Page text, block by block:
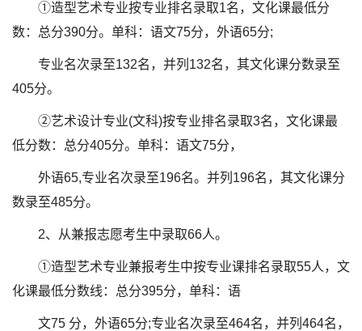
①造型艺术专业按专业排名录取1名，文化课最低分
数：总分390分。单科：语文75分，外语65分;
专业名次录至132名，并列132名，其文化课分数录至
405分。
②艺术设计专业(文科)按专业排名录取3名，文化课最
低分数：总分405分。单科：语文75分，
外语65,专业名次录至196名。并列196名，其文化课分
数录至485分。
2、从兼报志愿考生中录取66人。
①造型艺术专业兼报考生中按专业课排名录取55人，文
化课最低分数线：总分395分，单科：语
文75 分，外语65分;专业名次录至464名，并列464名，